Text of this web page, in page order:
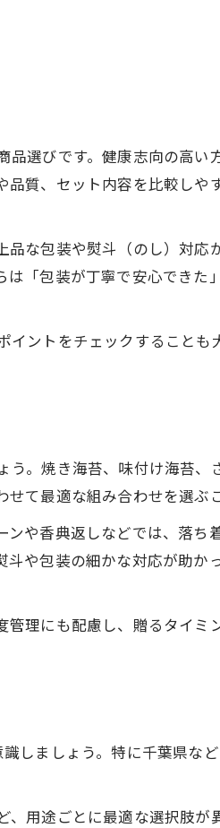
選びです。健康志向の高い
質、セット内容を比較しや
な包装や熨斗（のし）対応
「包装が丁寧で安心できた
ントをチェックすることも
。焼き海苔、味付け海苔、
て最適な組み合わせを選ぶ
や香典返しなどでは、落ち
や包装の細かな対応が助か
理にも配慮し、贈るタイミ
しましょう。特に千葉県な
用途ごとに最適な選択肢が